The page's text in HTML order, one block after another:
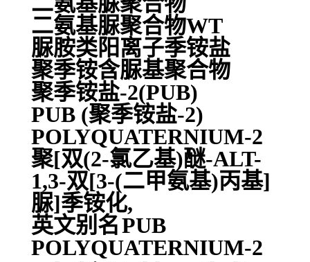
二氨基脲聚合物WT
脲胺类阳离子季铵盐
聚季铵含脲基聚合物
聚季铵盐-2(PUB)
PUB (聚季铵盐-2)
POLYQUATERNIUM-2
聚[双(2-氯乙基)醚-ALT-
1,3-双[3-(二甲氨基)丙基]
脲]季铵化,
英文别名PUB
POLYQUATERNIUM-2